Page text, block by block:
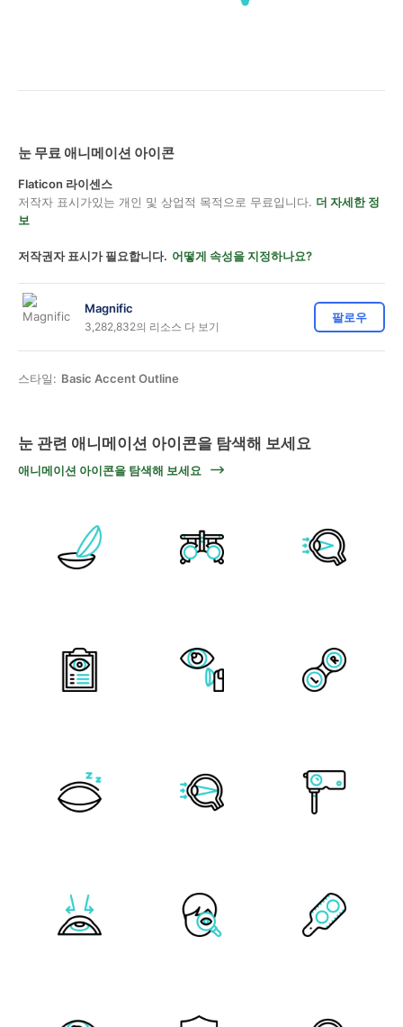
눈 무료 애니메이션 아이콘
Flaticon 라이센스
저작자 표시가있는 개인 및 상업적 목적으로 무료입니다. 더 자세한 정
보
저작권자 표시가 필요합니다. 어떻게 속성을 지정하나요?
Magnific
3,282,832의 리소스 다 보기
팔로우
스타일: Basic Accent Outline
눈 관련 애니메이션 아이콘을 탐색해 보세요
애니메이션 아이콘을 탐색해 보세요